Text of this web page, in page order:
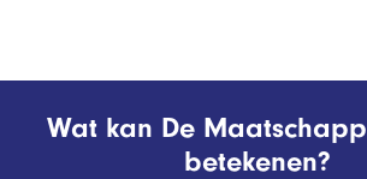
Wat kan De
betekenen?